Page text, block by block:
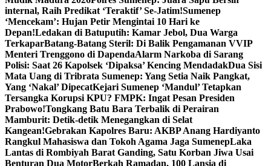
internal, Raih Predikat ‘Teraktif’ Se-Jatim!Sumenep
‘Mencekam’: Hujan Petir Mengintai 10 Hari ke
Depan!Ledakan di Batuputih: Kamar Jebol, Dua Warga
TerkaparBatang-Batang Steril: Di Balik Pengamanan VVIP
Menteri Trenggono di DapendaAlarm Narkoba di Sarang
Polisi: Saat 26 Kapolsek ‘Dipaksa’ Kencing MendadakDua Sisi
Mata Uang di Tribrata Sumenep: Yang Setia Naik Pangkat,
Yang ‘Nakal’ DipecatKejari Sumenep ‘Mandul’ Tetapkan
Tersangka Korupsi KPU? FMPK: Ingat Pesan Presiden
Prabowo!Tongkang Batu Bara Terbalik di Perairan
Mamburit: Detik-detik Menegangkan di Selat
Kangean!Gebrakan Kapolres Baru: AKBP Anang Hardiyanto
Rangkul Mahasiswa dan Tokoh Agama Jaga SumenepLaka
Lantas di Rombiyah Barat Ganding, Satu Korban Jiwa Usai
Benturan Dua MotorBerkah Ramadan, 100 Lansia di